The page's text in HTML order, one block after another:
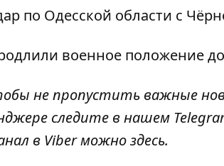
по Одесской области с
военное положение до
не пропустить важные
следите в нашем
в Viber можноздесь.